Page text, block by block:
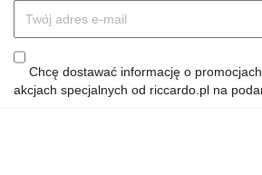
Chcę dostawać informację o
akcjach specjalnych od riccardo.pl na